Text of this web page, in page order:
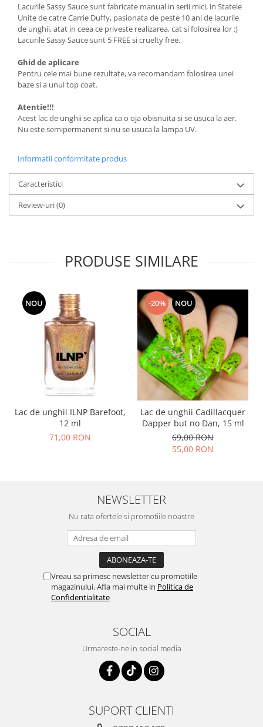
Lacurile Sassy Sauce sunt fabricate manual in serii mici, in Statele
Unite de catre Carrie Duffy, pasionata de peste 10 ani de lacurile
de unghii, atat in ceea ce priveste realizarea, cat si folosirea lor :)
Lacurile Sassy Sauce sunt 5 FREE si cruelty free.
Ghid de aplicare
Pentru cele mai bune rezultate, va recomandam folosirea unei
baze si a unui top coat.
Atentie!!!
Acest lac de unghii se aplica ca o oja obisnuita si se usuca la aer.
Nu este semipermanent si nu se usuca la lampa UV.
Informatii conformitate produs
Caracteristici
Review-uri(0)
PRODUSE SIMILARE
NOU
Lac de unghii ILNP Barefoot,
12 ml
71,00 RON
-20% NOU
Lac de unghii Cadillacquer
Dapper but no Dan, 15 ml
69,00 RON
55,00 RON
NEWSLETTER
Nu rata ofertele si promotiile noastre
Vreau sa primesc newsletter cu promotiile
magazinului. Afla mai multe in Politica de
Confidentialitate
SOCIAL
Urmareste-ne in social media
SUPORT CLIENTI